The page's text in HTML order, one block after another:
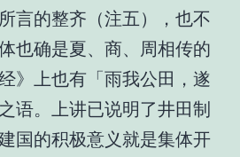
言的整齐（注五），也不
也确是夏、商、周相传的
》上也有「雨我公田，遂
语。上讲已说明了井田制
国的积极意义就是集体开